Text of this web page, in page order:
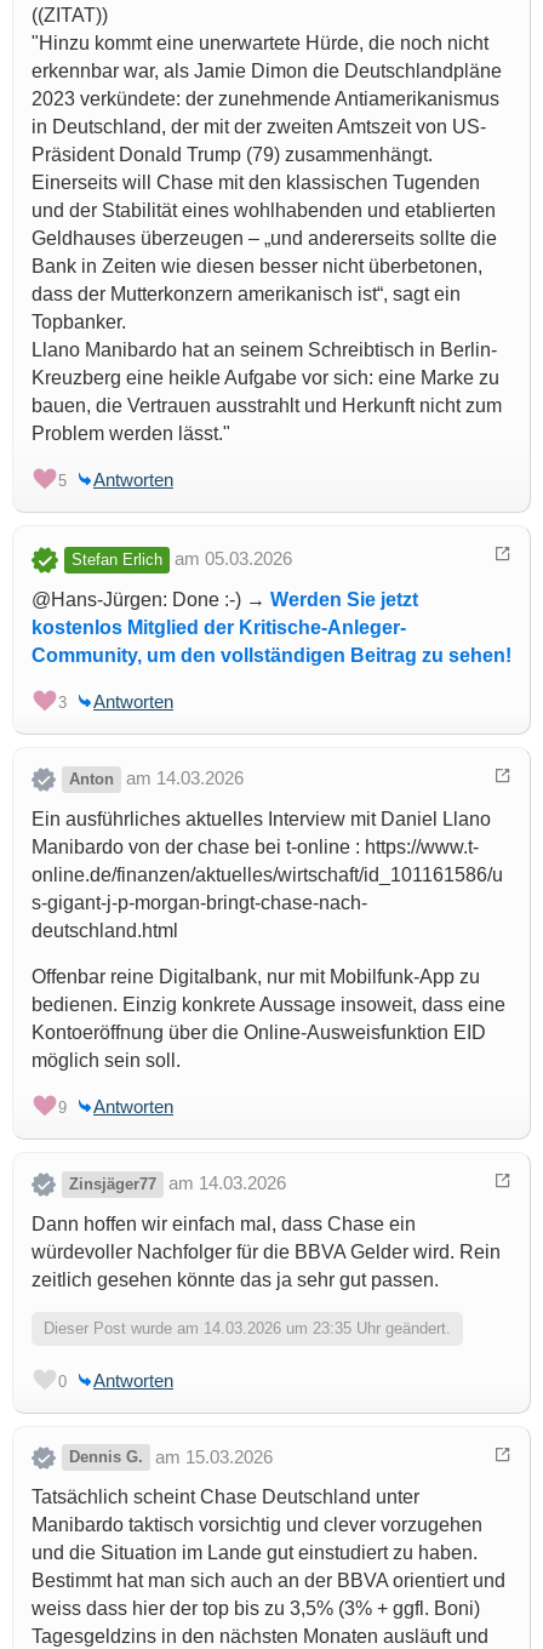
((ZITAT))
"Hinzu kommt eine unerwartete Hürde, die noch nicht
erkennbar war, als Jamie Dimon die Deutschlandpläne
2023 verkündete: der zunehmende Antiamerikanismus
in Deutschland, der mit der zweiten Amtszeit von US-
Präsident Donald Trump (79) zusammenhängt.
Einerseits will Chase mit den klassischen Tugenden
und der Stabilität eines wohlhabenden und etablierten
Geldhauses überzeugen – „und andererseits sollte die
Bank in Zeiten wie diesen besser nicht überbetonen,
dass der Mutterkonzern amerikanisch ist“, sagt ein
Topbanker.
Llano Manibardo hat an seinem Schreibtisch in Berlin-
Kreuzberg eine heikle Aufgabe vor sich: eine Marke zu
bauen, die Vertrauen ausstrahlt und Herkunft nicht zum
Problem werden lässt."
5 Antworten
Stefan Erlich
am 05.03.2026
@Hans-Jürgen: Done :-) → Werden Sie jetzt
kostenlos Mitglied der Kritische-Anleger-
Community, um den vollständigen Beitrag zu sehen!
3 Antworten
Anton
am 14.03.2026
Ein ausführliches aktuelles Interview mit Daniel Llano
Manibardo von der chase bei t-online : https://www.t-
online.de/finanzen/aktuelles/wirtschaft/id_101161586/u
s-gigant-j-p-morgan-bringt-chase-nach-
deutschland.html
Offenbar reine Digitalbank, nur mit Mobilfunk-App zu
bedienen. Einzig konkrete Aussage insoweit, dass eine
Kontoeröffnung über die Online-Ausweisfunktion EID
möglich sein soll.
9 Antworten
Zinsjäger77
am 14.03.2026
Dann hoffen wir einfach mal, dass Chase ein
würdevoller Nachfolger für die BBVA Gelder wird. Rein
zeitlich gesehen könnte das ja sehr gut passen.
Dieser Post wurde am 14.03.2026 um 23:35 Uhr geändert.
0 Antworten
Dennis G.
am 15.03.2026
Tatsächlich scheint Chase Deutschland unter
Manibardo taktisch vorsichtig und clever vorzugehen
und die Situation im Lande gut einstudiert zu haben.
Bestimmt hat man sich auch an der BBVA orientiert und
weiss dass hier der top bis zu 3,5% (3% + ggfl. Boni)
Tagesgeldzins in den nächsten Monaten ausläuft und